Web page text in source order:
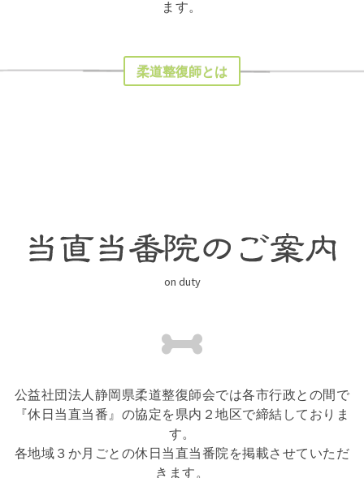
ます。
柔道整復師とは
on duty
公益社団法人静岡県柔道整復師会では各市行政との間で
『休日当直当番』の協定を県内２地区で締結しておりま
す。
各地域３か月ごとの休日当直当番院を掲載させていただ
きます。